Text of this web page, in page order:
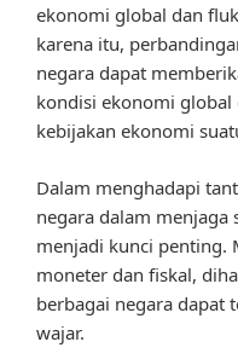
ekonomi global dan
karena itu,
negara dapat
kondisi ekonomi global
kebijakan ekonomi
Dalam menghadapi
negara dalam
menjadi kunci penting.
moneter dan fiskal,
berbagai negara dapat
wajar.